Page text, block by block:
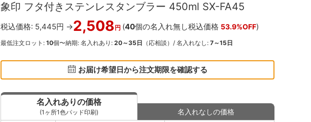
象印 フタ付きステンレスタンブラー 450ml SX-FA45
税込価格: 5,445円 →2,508円 (40個の名入れ無し税込価格 53.9%OFF)
最低注文ロット: 10個〜納期: 名入れあり: 20～35日 （応相談）/ 名入れなし: 7～15日
お届け希望日から注文期限を確認する
名入れありの価格
(1ヶ所1色パッド印刷)
名入れなしの価格